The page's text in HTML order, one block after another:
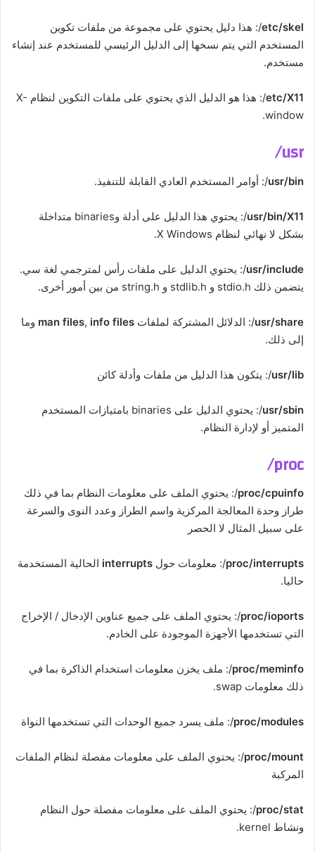
etc/skel/: هذا دليل يحتوي على مجموعة من ملفات تكوين
المستخدم التي يتم نسخها إلى الدليل الرئيسي للمستخدم عند إنشاء
مستخدم.
etc/X11
/: هذا هو الدليل الذي يحتوي على ملفات التكوين لنظام X-
window.
usr/
usr/bin/: أوامر المستخدم العادي القابلة للتنفيذ.
usr/bin/X11
/: يحتوي هذا الدليل على أدلة وbinaries متداخلة
بشكل لا نهائي لنظام X Windows.
usr/include/: يحتوي الدليل على ملفات رأس لمترجمي لغة سي.
يتضمن ذلك stdio.h و stdlib.h و string.h من بين أمور أخرى.
usr/share/: الدلائل المشتركة لملفات man files, info files
وما
إلى ذلك.
usr/lib/: يتكون هذا الدليل من ملفات وأدلة كائن
usr/sbin
/: يحتوي الدليل على binaries بامتيازات المستخدم
المتميز أو لإدارة النظام.
proc/
proc/cpuinfo/: يحتوي الملف على معلومات النظام بما في ذلك
طراز وحدة المعالجة المركزية واسم الطراز وعدد النوى والسرعة
على سبيل المثال لا الحصر
proc/interrupts/: معلومات حول interrupts الحالية المستخدمة
حاليا.
proc/ioports/: يحتوي الملف على جميع عناوين الإدخال / الإخراج
التي تستخدمها الأجهزة الموجودة على الخادم.
proc/meminfo/: ملف يخزن معلومات استخدام الذاكرة بما في
ذلك معلومات swap.
proc/modules/: ملف يسرد جميع الوحدات التي تستخدمها النواة
proc/mount/: يحتوي الملف على معلومات مفصلة لنظام الملفات
المركبة
proc/stat/: يحتوي الملف على معلومات مفصلة حول النظام
ونشاط kernel.